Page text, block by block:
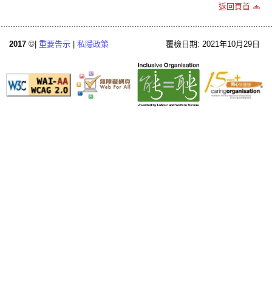
返回頁首
2017 ©| 重要告示 私隱政策 覆檢日期: 2021年10月29日